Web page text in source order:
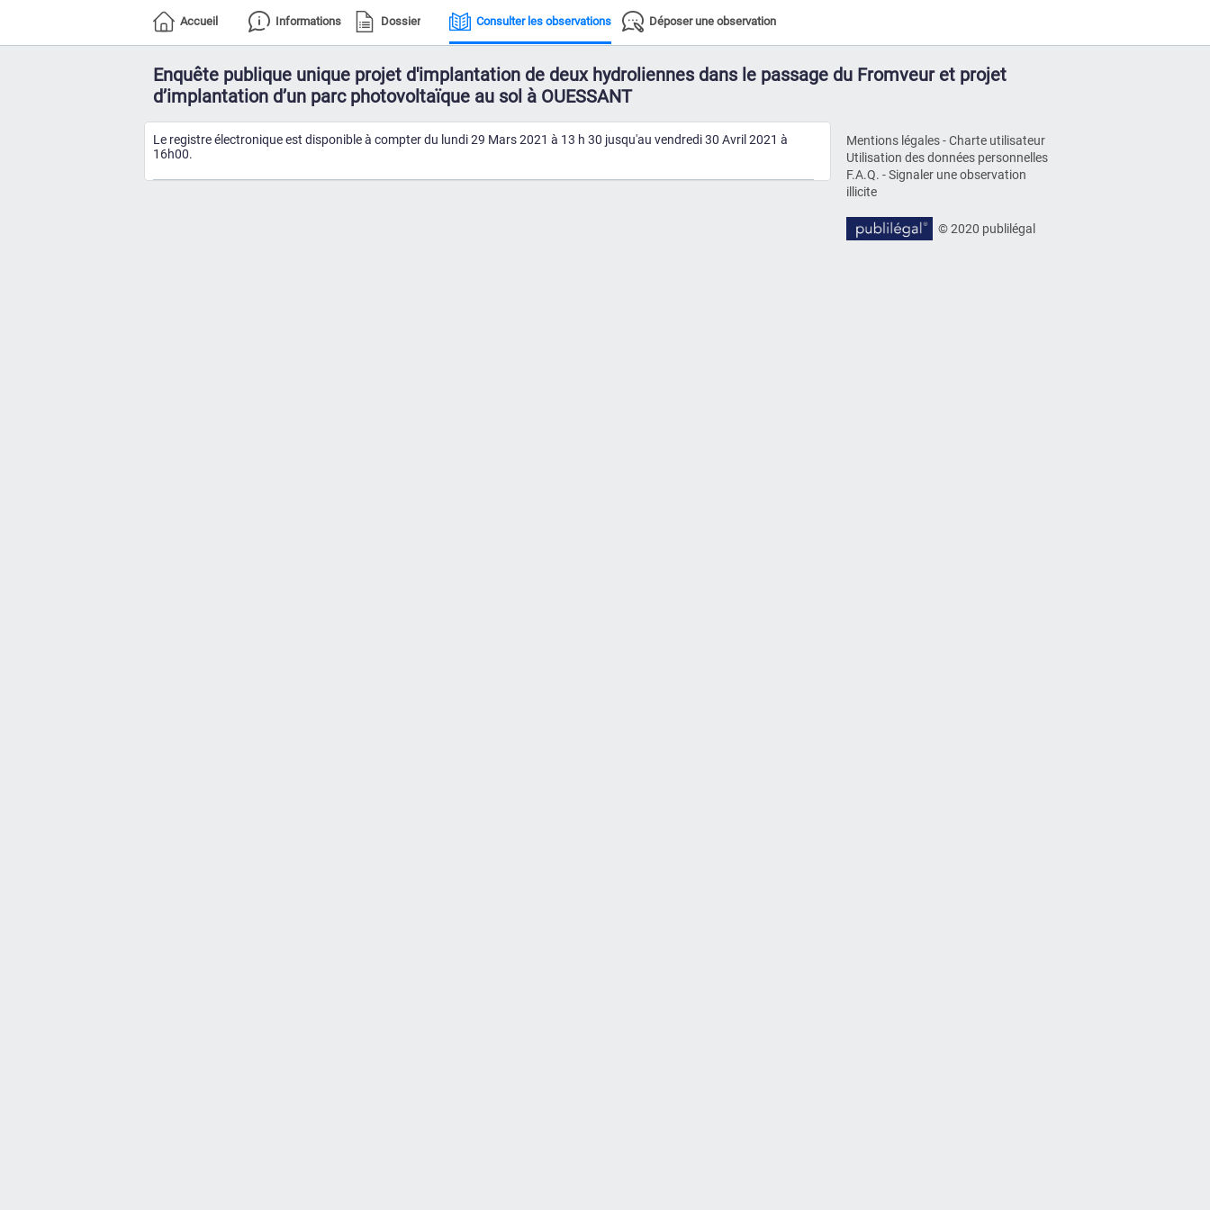
Accueil Informations Dossier Consulter les observations Déposer une observation
Enquête publique unique projet d'implantation de deux hydroliennes dans le passage du Fromveur et projet
d’implantation d’un parc photovoltaïque au sol à OUESSANT
Le registre électronique est disponible à compter du lundi 29 Mars 2021 à 13 h 30 jusqu'au vendredi 30 Avril 2021 à
16h00.
Mentions légales-Charte utilisateur
Utilisation des données personnelles
F.A.Q. -Signaler une observation
illicite
© 2020 publilégal